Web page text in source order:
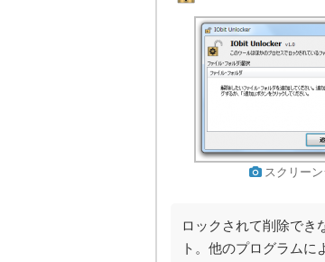
スクリー
ロックされて削除でき
ト。他のプログラム